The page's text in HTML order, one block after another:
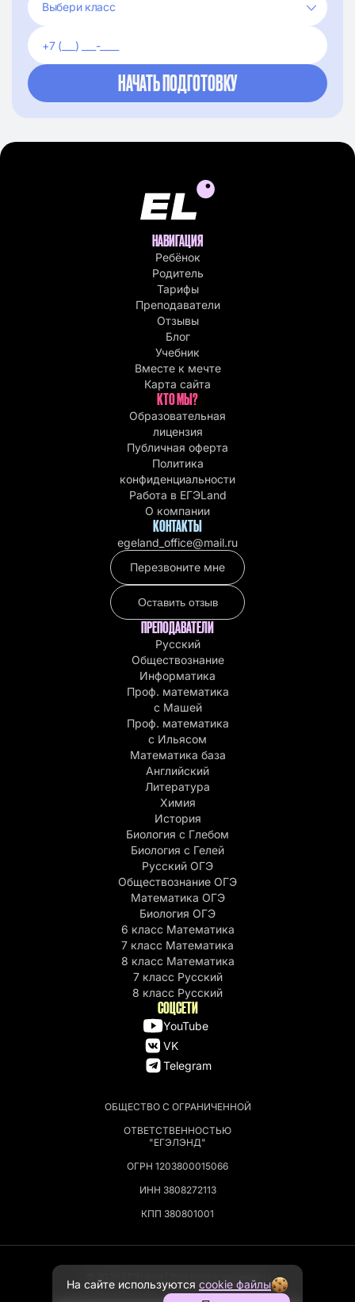
ОБЩЕСТВО С ОГРАНИЧЕННОЙ
ОТВЕТСТВЕННОСТЬЮ
"ЕГЭЛЭНД"
ОГРН 1203800015066
ИНН 3808272113
КПП 380801001
НАВИГАЦИЯ
Ребёнок
Родитель
Тарифы
Преподаватели
Отзывы
Блог
Учебник
Вместе к мечте
Карта сайта
КТО МЫ?
Образовательная
лицензия
Публичная оферта
Политика
конфиденциальности
Работа в EГЭLand
О компании
КОНТАКТЫ
egeland_office@mail.ru
Перезвоните мне
Оставить отзыв
ПРЕПОДАВАТЕЛИ
Русский
Обществознание
Информатика
Проф. математика
с Машей
Проф. математика
c Ильясом
Математика база
Английский
Литература
Химия
История
Биология с Глебом
Биология с Гелей
Русский ОГЭ
Обществознание ОГЭ
Математика ОГЭ
Биология ОГЭ
6 класс Математика
7 класс Математика
8 класс Математика
7 класс Русский
8 класс Русский
СОЦСЕТИ
YouTube
VK
Telegram
© 2026 EГЭLand | Все права защищены
На сайте используются cookie файлы